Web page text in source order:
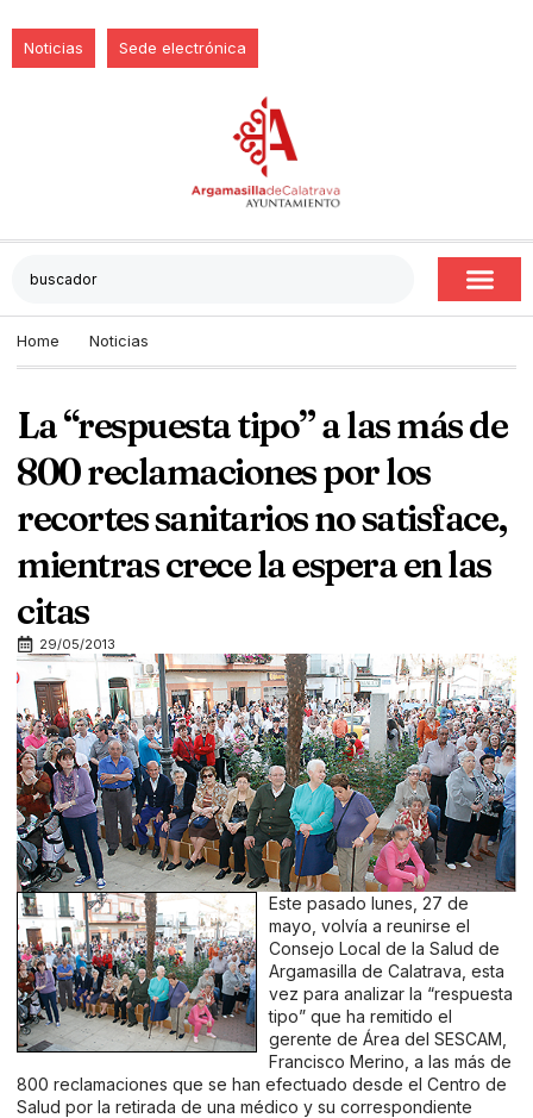
Noticias Sede electrónica
Home Noticias
La “respuesta tipo” a las más de
800 reclamaciones por los
recortes sanitarios no satisface,
mientras crece la espera en las
citas
29/05/2013
Este pasado lunes, 27 de
mayo, volvía a reunirse el
Consejo Local de la Salud de
Argamasilla de Calatrava, esta
vez para analizar la “respuesta
tipo” que ha remitido el
gerente de Área del SESCAM,
Francisco Merino, a las más de
800 reclamaciones que se han efectuado desde el Centro de
Salud por la retirada de una médico y su correspondiente